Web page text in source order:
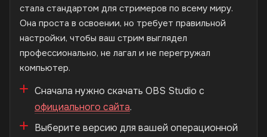
стала стандартом для стримеров по всему миру.
Она проста в освоении, но требует правильной
настройки, чтобы ваш стрим выглядел
профессионально, не лагал и не перегружал
компьютер.
Сначала нужно скачать OBS Studio с
официального сайта.
Выберите версию для вашей операционной